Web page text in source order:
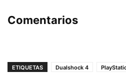
Comentarios
ETIQUETAS Dualshock 4